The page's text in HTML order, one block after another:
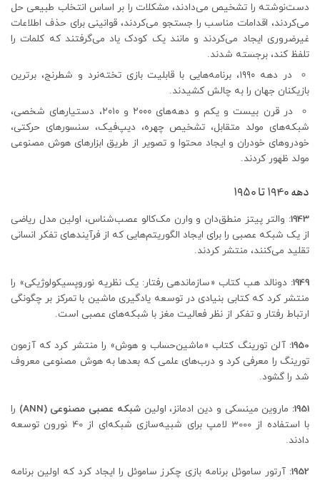
دست‌نوشته را تشخیص می‌دادند، مشکلات را بر اساس انتخاب طبیعی حل
می‌کردند، اقدامات مناسب را جستجو می‌کردند، قوانینی برای حذف اطلاعات
غیرضروری ایجاد می‌کردند و مانند یک کودک یاد می‌گرفتند که کلمات را
تلفظ کند، برجسته شدند.
در دهه ۱۹۹۰، برنامه‌هایی با قابلیت بازی تخته‌نرد و شطرنج، برترین
بازیکنان جهان را به چالش کشیدند.
در قرن بیست و یکم و دهه‌های ۲۰۰۰ و ۲۰۱۰، دستیارهای شخصی،
شبکه‌های مولد متقابل، تشخیص چهره، دیپ‌فیک، سنسورهای حرکتی،
خودروهای خودران و ایجاد محتوا و تصویر از طریق ابزارهای هوش مصنوعی
مولد ظهور کردند.
دهه 1940 تا 1950
1943: والتر پیتز منطق‌دان و وارن مک‌کالو عصب‌شناس، اولین مدل ریاضی
از یک شبکه عصبی را برای ایجاد الگوریتم‌هایی که از فرآیندهای تفکر انسانی
تقلید می‌کنند، منتشر کردند.
1949: دونالد هب کتاب «سازماندهی رفتار: یک نظریه نوروپسیکولوژیکی» را
منتشر کرد که کتابی بنیادی در توسعه یادگیری ماشین با تمرکز بر چگونگی
ارتباط رفتار و تفکر از نظر فعالیت مغز با شبکه‌های عصبی است.
1950: آلن تورینگ کتاب «ماشین‌حساب و هوش» را منتشر کرد که آزمون
تورینگ را معرفی کرد و درب‌های علمی که بعدها به هوش مصنوعی معروف
شد را گشود.
1951: ماروین مینسکی و دین ادمانز، اولینشبکه عصبی مصنوعی (ANN
) را
با استفاده از 3000 لامپ برای شبیه‌سازی شبکه‌ای از 40 نورون توسعه
دادند.
1952: آرتور ساموئل برنامه بازی چکرز ساموئل را ایجاد کرد که اولین برنامه